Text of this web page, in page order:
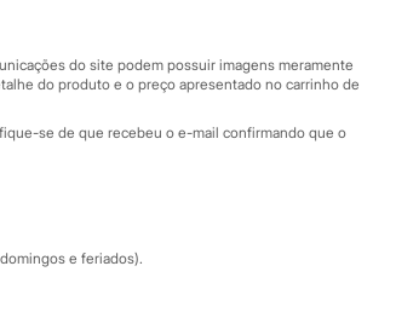
Central de ética
Eventos
do site podem possuir imagens meramente
do produto e o preço apresentado no carrinho de
se de que recebeu o e-mail confirmando que o
e feriados).